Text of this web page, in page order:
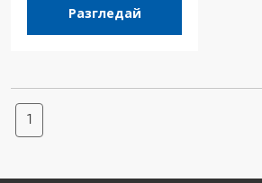
Разгледай
1